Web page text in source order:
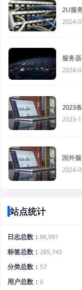
2U服
2024-
服务
2024-
2023
2023-
国外
2024-
站点统计
日志总数 86,991
标签总数
285,745
分类总数
57
用户总数
0